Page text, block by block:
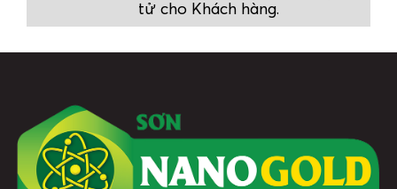
tử cho Khách hàng.
QUY TRÌNH THI CÔNG
SƠN TƯỜNG MỚI